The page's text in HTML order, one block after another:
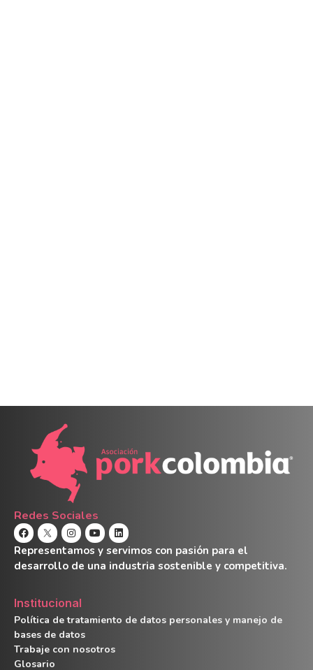
Redes Sociales
Representamos y servimos con pasión para el
desarrollo de una industria sostenible y competitiva.
Institucional
Política de tratamiento de datos personales y manejo de
bases de datos
Trabaje con nosotros
Glosario